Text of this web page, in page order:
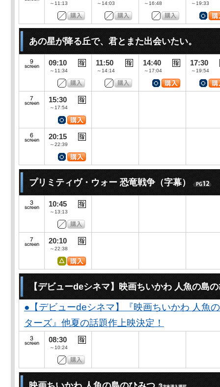
～11:13 ～14:03 ～16:48 ～19:33
あの星が降る丘で、君とまた出会いたい。
09:10
～11:34
11:50
～14:14
14:40
～17:04
17:30
～19:54
15:30
～17:54
20:15
～22:39
プリミティヴ・ウォー 恐竜戦争（字幕）
10:45
～13:13
20:10
～22:38
【デビューdeシネマ】映画ちいかわ 人魚の島
●【デビューdeシネマ】『映画ちいかわ 人魚
ターズ』他夏の話題作上映決定！
08:30
～10:24